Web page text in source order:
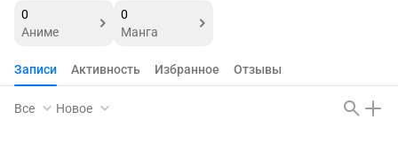
0
Аниме
0
Манга
Записи Активность Избранное Отзывы
Все Новое